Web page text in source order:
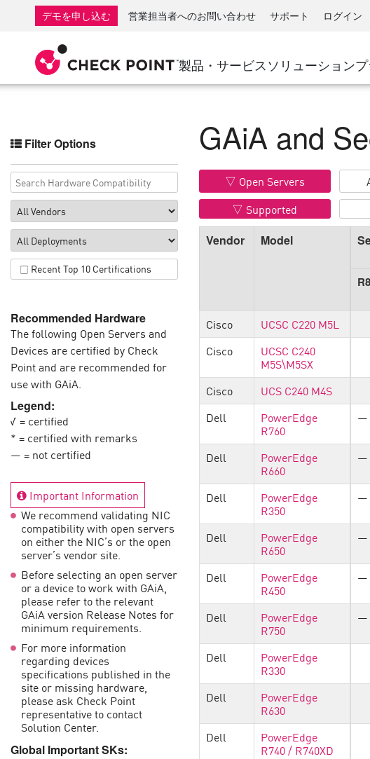
製品・サービス
SMB向けファイアウォール
産業用ファイアウォール
SD-WAN
リモート アクセスVPN
セキュリティ管理
Agentic Network Security Orchestration
セキュリティ管理アプライアンス
AIを活用したセキュリティ管理
ワークスペース
メール＆コラボレーション
エンドポイント
ブラウズ
SaaS
脅威インテリジェンス
Exposure Prioritization
安全な修復
ThreatCloudのAI
AIセキュリティ
Workforce AI Security
AI Red Teaming
AI Agent Security
製品を見る（A-Z）
ソリューション
AI Network Firewall
AI Runtime Protection
ランサムウェア対策
IoTセキュリティソリ
Secure Access Service
脅威ハンティング
ゼロトラストと最小
業界別ソリューション
検出
応答
サービスとしてのマネージドファイアウ
ダイヤモンド サービス
アドボカシーマネジメントサービス
Proサポート
デモを申し込む
営業担当者へのお問い合わせ サポート ログイン
Filter Options
Recent Top 10 Certifications
Recommended Hardware
The following Open Servers and
Devices are certified by Check
Point and are recommended for
use with GAiA.
Legend:
√ = certified
* = certified with remarks
— = not certified
Important Information
We recommend validating NIC
compatibility with open servers
on either the NIC’s or the open
server’s vendor site.
Before selecting an open server
or a device to work with GAiA,
please refer to the relevant
GAiA version Release Notes for
minimum requirements.
For more information
regarding devices
specifications published in the
site or missing hardware,
please ask Check Point
representative to contact
Solution Center.
Global Important SKs:
GAiA and
Open Servers
Supported
Vendor Model
Cisco
UCSC C220 M5L
Cisco
UCSC C240
M5S\M5SX
Cisco
UCS C240 M4S
Dell
PowerEdge
R760
—
Dell PowerEdge
R660
—
Dell PowerEdge
R350
—
Dell PowerEdge
R650
—
Dell PowerEdge
R450
—
Dell PowerEdge
R750
—
Dell PowerEdge
R330
Dell
PowerEdge
R630
Dell
PowerEdge
R740 / R740XD